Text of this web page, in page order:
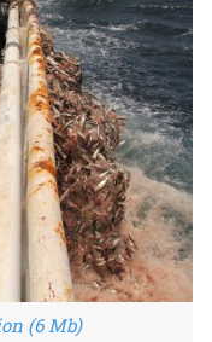
(6 Mb)